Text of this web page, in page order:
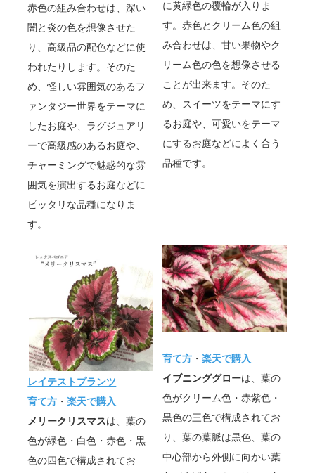
赤色の組み合わせは、深い
闇と炎の色を想像させた
り、高級品の配色などに使
われたりします。そのた
め、怪しい雰囲気のあるフ
ァンタジー世界をテーマに
したお庭や、ラグジュアリ
ーで高級感のあるお庭や、
チャーミングで魅惑的な雰
囲気を演出するお庭などに
ピッタリな品種になりま
す。
に黄緑色の覆輪が入りま
す。赤色とクリーム色の組
み合わせは、甘い果物やク
リーム色の色を想像させる
ことが出来ます。そのた
め、スイーツをテーマにす
るお庭や、可愛いをテーマ
にするお庭などによく合う
品種です。
レイテストプランツ
育て方 ・楽天で購入
メリークリスマスは、葉の
色が緑色・白色・赤色・黒
色の四色で構成されてお
育て方 ・楽天で購入
イブニンググローは、葉の
色がクリーム色・赤紫色・
黒色の三色で構成されてお
り、葉の葉脈は黒色、葉の
中心部から外側に向かい葉